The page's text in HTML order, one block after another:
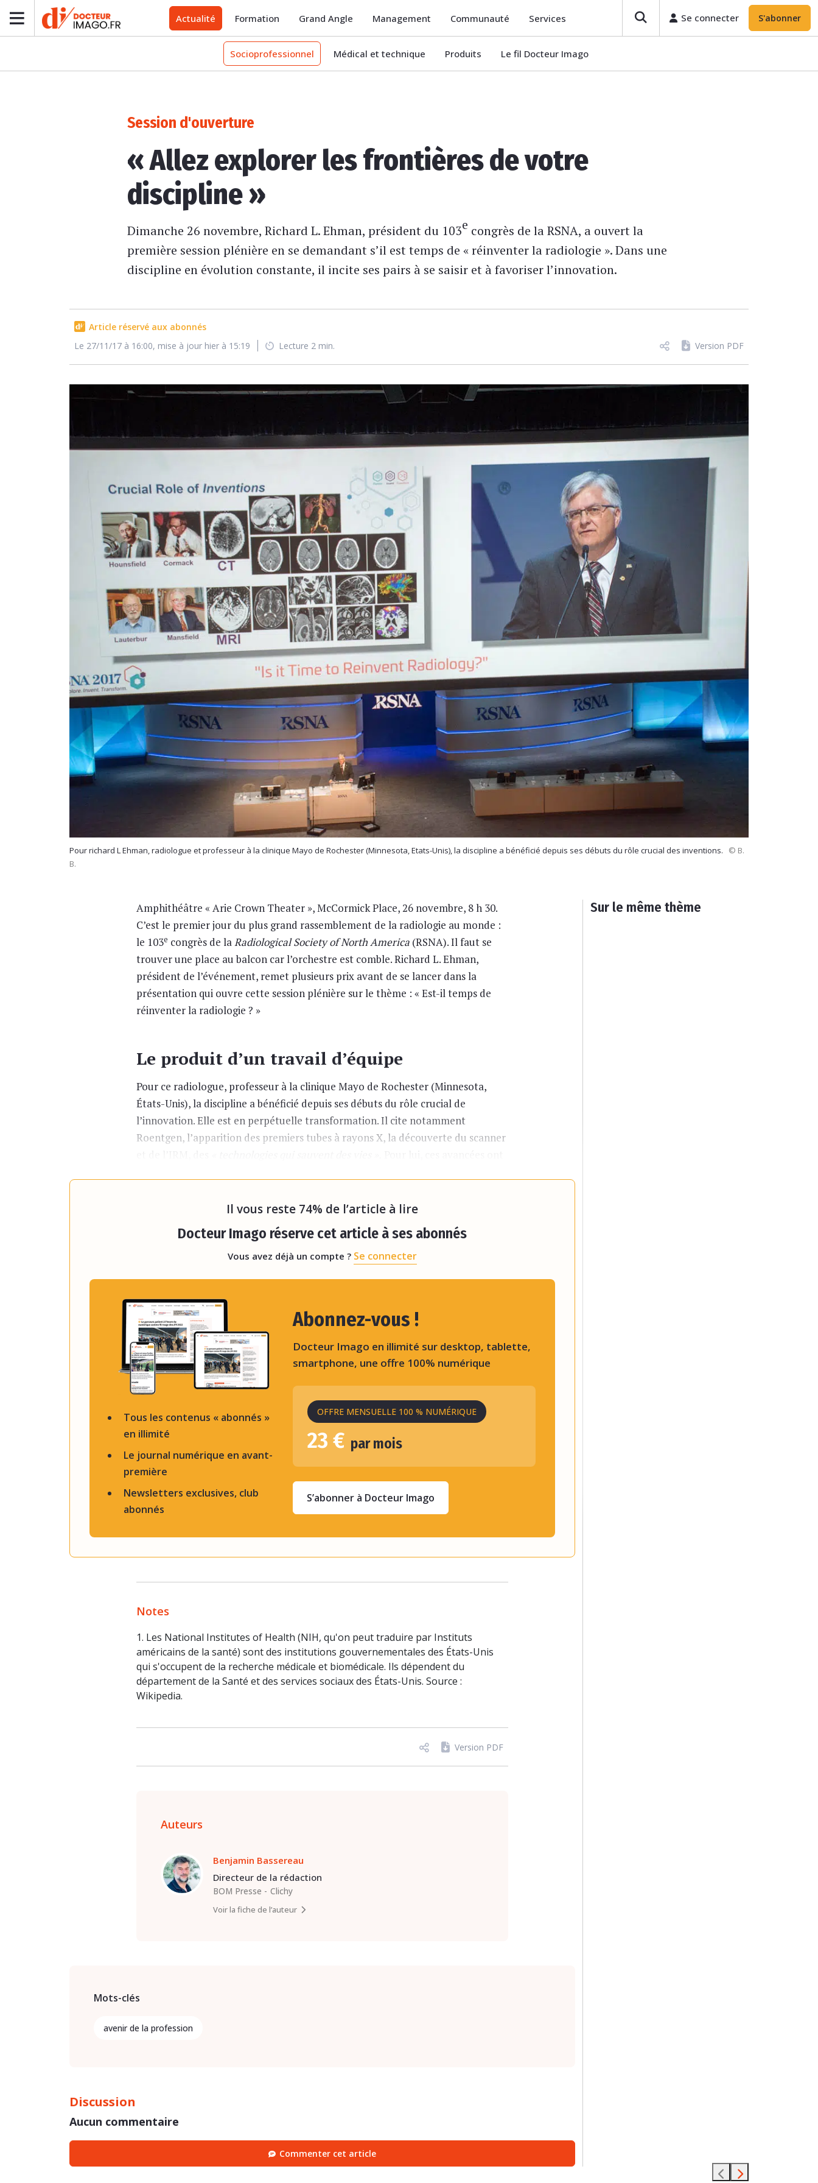
Actualité Formation Grand Angle Management Communauté Services Se connecter S'abonner
Socioprofessionnel Médical et technique Produits Le fil Docteur Imago
Session d'ouverture
« Allez explorer les frontières de votre
discipline »
Dimanche 26 novembre, Richard L. Ehman, président du 103e congrès de la RSNA, a ouvert la
première session plénière en se demandant s’il est temps de « réinventer la radiologie ». Dans une
discipline en évolution constante, il incite ses pairs à se saisir et à favoriser l’innovation.
Article réservé aux abonnés
Le 27/11/17 à 16:00, mise à jour hier à 15:19
Lecture 2 min. Version PDF
Pour richard L Ehman, radiologue et professeur à la clinique Mayo de Rochester (Minnesota, Etats-Unis), la discipline a bénéficié depuis ses débuts du rôle crucial des inventions.
© B.
B.
Amphithéâtre « Arie Crown Theater », McCormick Place, 26 novembre, 8 h 30.
C’est le premier jour du plus grand rassemblement de la radiologie au monde :
le 103e congrès de laRadiological Society of North America(RSNA). Il faut se
trouver une place au balcon car l’orchestre est comble. Richard L. Ehman,
président de l’événement, remet plusieurs prix avant de se lancer dans la
présentation qui ouvre cette session plénière sur le thème : « Est-il temps de
réinventer la radiologie ? »
Le produit d’un travail d’équipe
Pour ce radiologue, professeur à la clinique Mayo de Rochester (Minnesota,
États-Unis), la discipline a bénéficié depuis ses débuts du rôle crucial de
l’innovation. Elle est en perpétuelle transformation. Il cite notamment
Roentgen, l’apparition des premiers tubes à rayons X, la découverte du scanner
Il vous reste 74% de l’article à lire
Docteur Imago réserve cet article à ses abonnés
Vous avez déjà un compte ? Se connecter
Tous les contenus « abonnés »
en illimité
Le journal numérique en avant-
première
Newsletters exclusives, club
abonnés
Abonnez-vous !
Docteur Imago en illimité sur desktop, tablette,
smartphone, une offre 100% numérique
OFFRE MENSUELLE 100 % NUMÉRIQUE
23 € par mois
S’abonner à Docteur Imago
Notes
1. Les National Institutes of Health (NIH, qu'on peut traduire par Instituts
américains de la santé) sont des institutions gouvernementales des États-Unis
qui s'occupent de la recherche médicale et biomédicale. Ils dépendent du
département de la Santé et des services sociaux des États-Unis. Source :
Wikipedia.
Version PDF
Auteurs
Benjamin Bassereau
Directeur de la rédaction
BOM Presse
Clichy
Voir la fiche de l’auteur
Mots-clés
avenir de la profession
Discussion
Aucun commentaire
Commenter cet article
Sur le même thème